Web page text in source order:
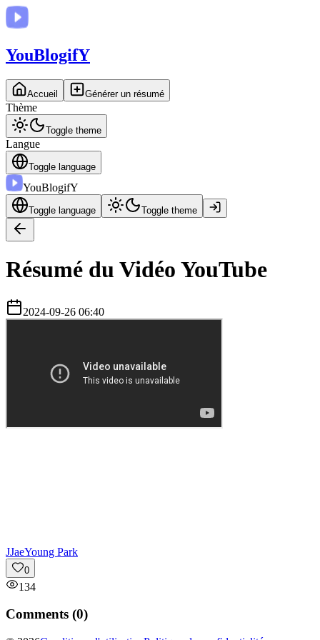
YouBlogifY
Accueil Générer un résumé
Thème
Toggle theme
Langue
Toggle language
YouBlogifY
Toggle language Toggle theme
Résumé du Vidéo YouTube
2024-09-26 06:40
JJaeYoung Park
0
134
Comments (0)